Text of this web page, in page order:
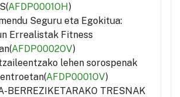
AFDP0001OH)
Seguru eta Egokitua:
Errealistak Fitness
AFDP0002OV)
lehen sorospenak
AFDP0001OV)
BERREZIKETARAKO TRESNAK